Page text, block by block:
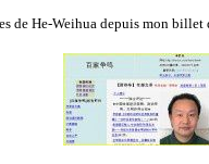
de He-Weihua depuis mon